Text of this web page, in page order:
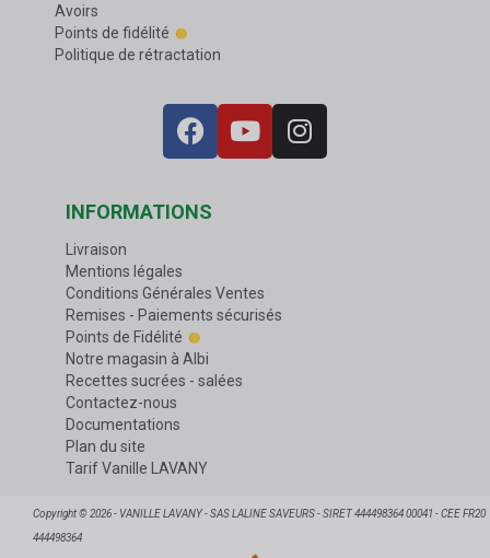
Avoirs
Points de fidélité
Politique de rétractation
INFORMATIONS
Livraison
Mentions légales
Conditions Générales Ventes
Remises - Paiements sécurisés
Points de Fidélité
Notre magasin à Albi
Recettes sucrées - salées
Contactez-nous
Documentations
Plan du site
Tarif Vanille LAVANY
Copyright © 2026 - VANILLE LAVANY - SAS LALINE SAVEURS - SIRET 444498364 00041 - CEE FR20
444498364